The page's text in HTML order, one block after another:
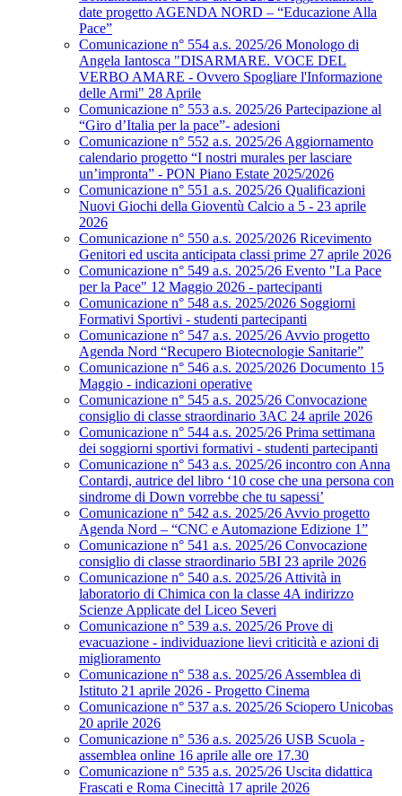
date progetto AGENDA NORD – “Educazione Alla
Pace”
Comunicazione n° 554 a.s. 2025/26 Monologo di
Angela Iantosca "DISARMARE. VOCE DEL
VERBO AMARE - Ovvero Spogliare l'Informazione
delle Armi" 28 Aprile
Comunicazione n° 553 a.s. 2025/26 Partecipazione al
“Giro d’Italia per la pace”- adesioni
Comunicazione n° 552 a.s. 2025/26 Aggiornamento
calendario progetto “I nostri murales per lasciare
un’impronta” - PON Piano Estate 2025/2026
Comunicazione n° 551 a.s. 2025/26 Qualificazioni
Nuovi Giochi della Gioventù Calcio a 5 - 23 aprile
2026
Comunicazione n° 550 a.s. 2025/2026 Ricevimento
Genitori ed uscita anticipata classi prime 27 aprile 2026
Comunicazione n° 549 a.s. 2025/26 Evento "La Pace
per la Pace" 12 Maggio 2026 - partecipanti
Comunicazione n° 548 a.s. 2025/2026 Soggiorni
Formativi Sportivi - studenti partecipanti
Comunicazione n° 547 a.s. 2025/26 Avvio progetto
Agenda Nord “Recupero Biotecnologie Sanitarie”
Comunicazione n° 546 a.s. 2025/2026 Documento 15
Maggio - indicazioni operative
Comunicazione n° 545 a.s. 2025/26 Convocazione
consiglio di classe straordinario 3AC 24 aprile 2026
Comunicazione n° 544 a.s. 2025/26 Prima settimana
dei soggiorni sportivi formativi - studenti partecipanti
Comunicazione n° 543 a.s. 2025/26 incontro con Anna
Contardi, autrice del libro ‘10 cose che una persona con
sindrome di Down vorrebbe che tu sapessi’
Comunicazione n° 542 a.s. 2025/26 Avvio progetto
Agenda Nord – “CNC e Automazione Edizione 1”
Comunicazione n° 541 a.s. 2025/26 Convocazione
consiglio di classe straordinario 5BI 23 aprile 2026
Comunicazione n° 540 a.s. 2025/26 Attività in
laboratorio di Chimica con la classe 4A indirizzo
Scienze Applicate del Liceo Severi
Comunicazione n° 539 a.s. 2025/26 Prove di
evacuazione - individuazione lievi criticità e azioni di
miglioramento
Comunicazione n° 538 a.s. 2025/26 Assemblea di
Istituto 21 aprile 2026 - Progetto Cinema
Comunicazione n° 537 a.s. 2025/26 Sciopero Unicobas
20 aprile 2026
Comunicazione n° 536 a.s. 2025/26 USB Scuola -
assemblea online 16 aprile alle ore 17.30
Comunicazione n° 535 a.s. 2025/26 Uscita didattica
Frascati e Roma Cinecittà 17 aprile 2026